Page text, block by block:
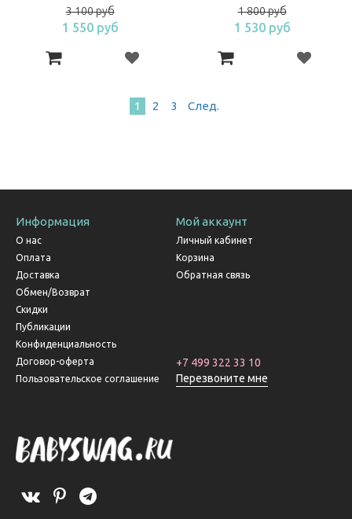
3 100 руб
1 550 руб
1 800 руб
1 530 руб
1 2 3 След.
Информация
О нас
Оплата
Доставка
Обмен/Возврат
Скидки
Публикации
Конфиденциальность
Договор-оферта
Пользовательское соглашение
Мой аккаунт
Личный кабинет
Корзина
Обратная связь
+7 499 322 33 10
Перезвоните мне